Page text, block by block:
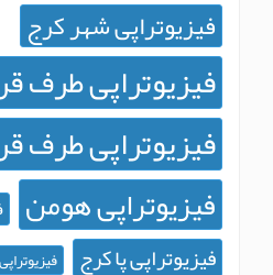
شهر کرج
طرف
طرف قرارداد
هومن
پا کرج فیزیوتراپی کرج